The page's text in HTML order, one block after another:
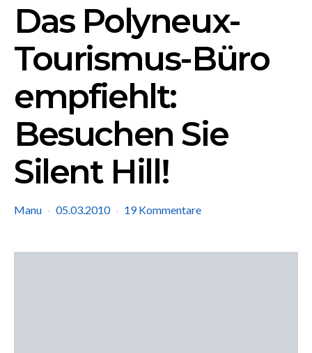
Das Polyneux-
Tourismus-Büro
empfiehlt:
Besuchen Sie
Silent Hill!
Manu 05.03.2010 19 Kommentare